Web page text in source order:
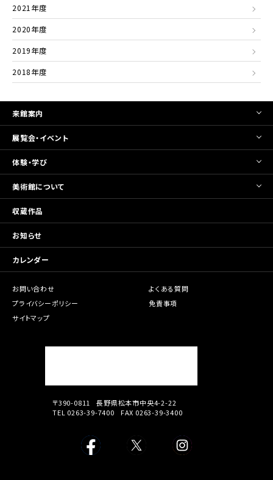
2021年度
2020年度
2019年度
2018年度
〒390-0811
長野県松本市中央4-2-22
TEL 0263-39-7400
FAX 0263-39-3400
お知らせ
カレンダー
お問い合わせ
よくある質問
プライバシーポリシー
免責事項
サイトマップ
来館案内
展覧会・イベント
体験・学び
美術館について
収蔵作品